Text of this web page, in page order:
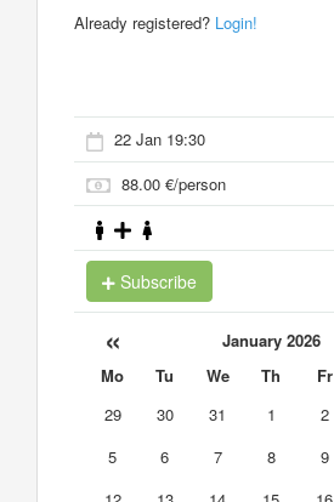
Already registered? Login!
22 Jan 19:30
88.00 €/person
Subscribe
« January 2026
Mo Tu We Th Fr
29
30 31 1 2
5
6 7 8 9